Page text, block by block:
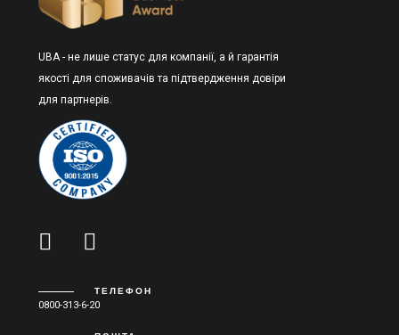
UBA - не лише статус для компанії, а й гарантія
якості для споживачів та підтвердження довіри
для партнерів.
ТЕЛЕФОН
0800-313-6-20